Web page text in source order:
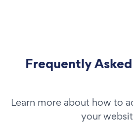
Frequently
Learn more about how to
your